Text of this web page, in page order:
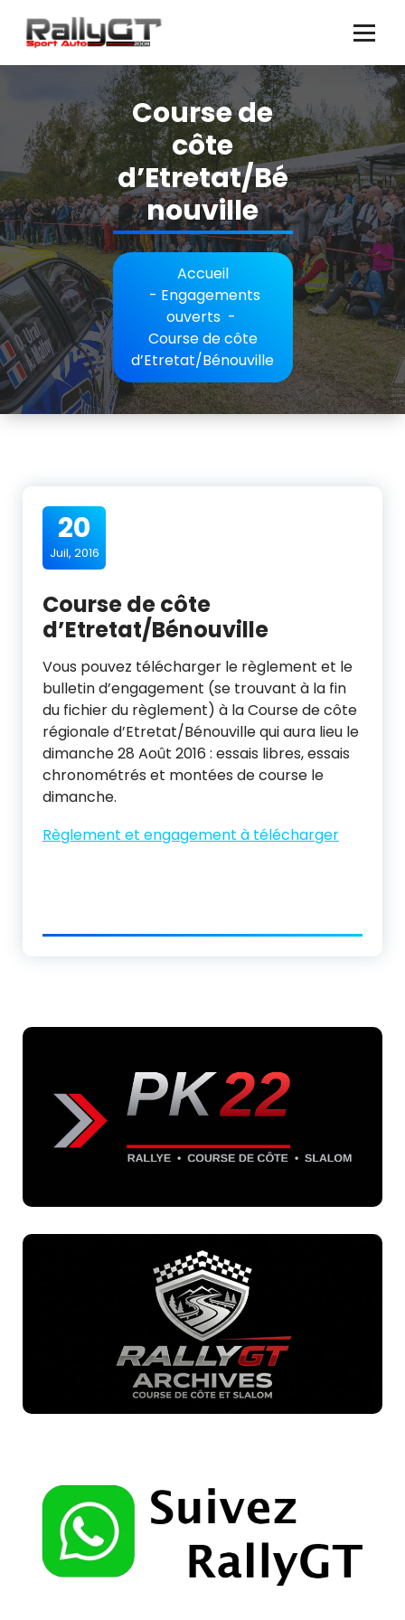
contenu
Course de
côte
d’Etretat/Bé
nouville
Accueil
- Engagements
ouverts-
Course de côte
d’Etretat/Bénouville
20
Juil, 2016
Course de côte
d’Etretat/Bénouville
Vous pouvez télécharger le règlement et le
bulletin d’engagement (se trouvant à la fin
du fichier du règlement) à la Course de côte
régionale d’Etretat/Bénouville qui aura lieu le
dimanche 28 Août 2016 : essais libres, essais
chronométrés et montées de course le
dimanche.
Règlement et engagement à télécharger